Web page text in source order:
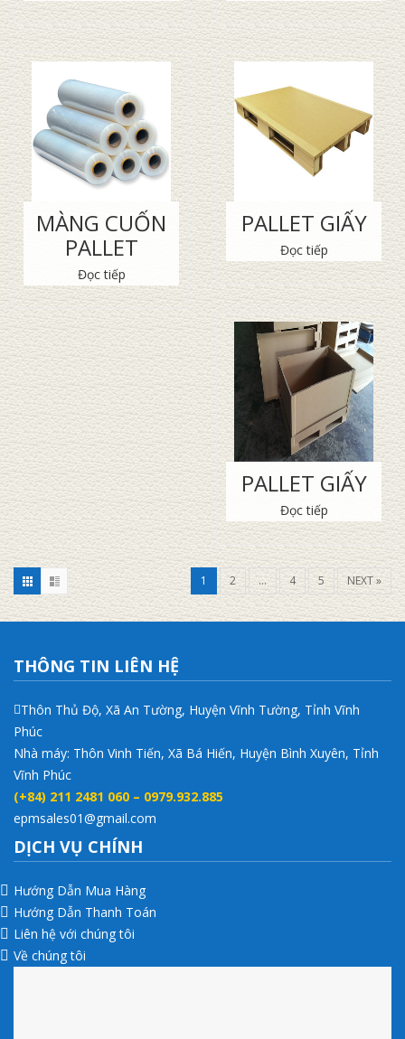
MÀNG CUỐN
PALLET
Đọc tiếp
PALLET GIẤY
Đọc tiếp
PALLET GIẤY
Đọc tiếp
1 2 … 4 5 NEXT »
THÔNG TIN LIÊN HỆ
Thôn Thủ Độ, Xã An Tường, Huyện Vĩnh Tường, Tỉnh Vĩnh
Phúc
Nhà máy: Thôn Vinh Tiến, Xã Bá Hiến, Huyện Bình Xuyên, Tỉnh
Vĩnh Phúc
(+84) 211 2481 060 – 0979.932.885
epmsales01@gmail.com
DỊCH VỤ CHÍNH
Hướng Dẫn Mua Hàng
Hướng Dẫn Thanh Toán
Liên hệ với chúng tôi
Về chúng tôi